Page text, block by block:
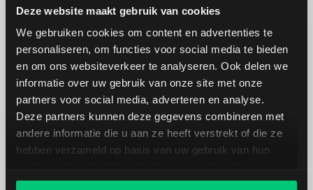
Deze website maakt gebruik van cookies
We gebruiken cookies om content en advertenties te
personaliseren, om functies voor social media te bieden
en om ons websiteverkeer te analyseren. Ook delen we
informatie over uw gebruik van onze site met onze
partners voor social media, adverteren en analyse.
Deze partners kunnen deze gegevens combineren met
andere informatie die u aan ze heeft verstrekt of die ze
hebben verzameld op basis van uw gebruik van hun
website blijft gebruiken.
instrumenten via één beleggingsrekening. Klanten kunnen
trading apps en (realtime) koersinformatie. Naast
brokerage-diensten biedt LYNX toegang tot beursnieuws,
marktanalyses en educatieve content via het LYNX Beurs &
Kennisportaal. Hier vindt u informatie over de Nederlandse,
Belgische, Amerikaanse en Aziatische markten. LYNX biedt
geen beleggingsadvies. U bent te allen tijde verantwoordelijk
voor uw eigen beleggingsbeslissingen. Beleggen brengt
risico’s met zich mee. Het is mogelijk dat u meer dan uw